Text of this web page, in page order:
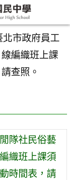
北市政府員工
編織班上課
查照。
隊社民俗藝
織班上課須
時間表，請